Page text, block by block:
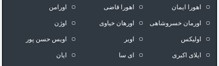
اهورا ایمان اهورا قاضی اورامن
اورمان خسروشاهی اورهان خیاوی اوژن
اولیکس اویر اویس حسن پور
ايلاى اكبرى ای سا ایان